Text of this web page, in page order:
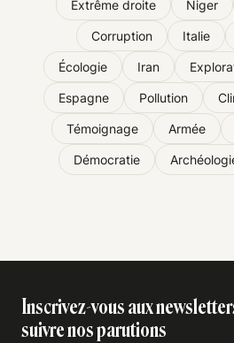
Extrême droite Niger
Corruption Italie
Écologie Iran
Espagne Pollution
Témoignage Armée
Démocratie
Inscrivez-vous aux
suivre nos parutions